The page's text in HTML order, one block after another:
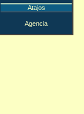
Atajos
Agencia